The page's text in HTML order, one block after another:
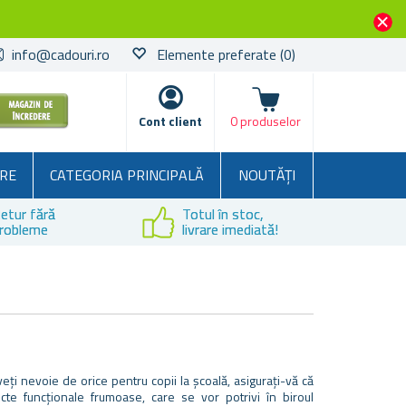
info@cadouri.ro Elemente preferate (0)
Cont client
Coșul
0 produselor
CATEGORIA PRINCIPALĂ
NOUTĂȚI
fără Totul în stoc,
livrare imediată!
nevoie de orice pentru copii la școală, asigurați-vă că
funcționale frumoase, care se vor potrivi în biroul